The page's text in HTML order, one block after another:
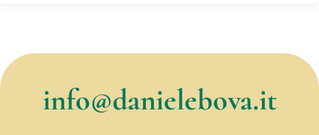
info@danielebova.it